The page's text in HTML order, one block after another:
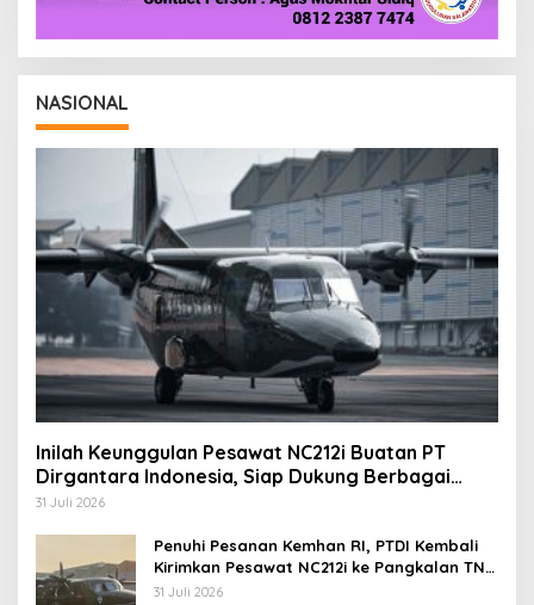
NASIONAL
Inilah Keunggulan Pesawat NC212i Buatan PT
Dirgantara Indonesia, Siap Dukung Berbagai
Operasi TNI
31 Juli 2026
Penuhi Pesanan Kemhan RI, PTDI Kembali
Kirimkan Pesawat NC212i ke Pangkalan TNI
AU
31 Juli 2026